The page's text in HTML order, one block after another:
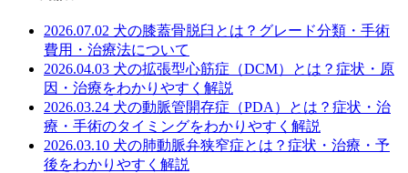
2026.07.02 犬の膝蓋骨脱臼とは？グレード分類・手術
費用・治療法について
2026.04.03 犬の拡張型心筋症（DCM）とは？症状・原
因・治療をわかりやすく解説
2026.03.24 犬の動脈管開存症（PDA）とは？症状・治
療・手術のタイミングをわかりやすく解説
2026.03.10 犬の肺動脈弁狭窄症とは？症状・治療・予
後をわかりやすく解説